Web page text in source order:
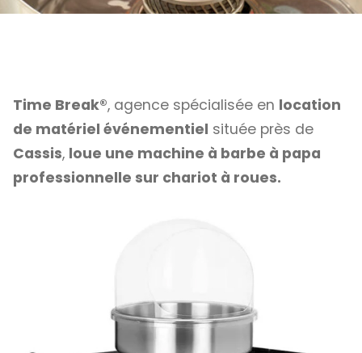
Time Break®, agence spécialisée en location
de matériel événementiel située près de
Cassis, loue une machine à barbe à papa
professionnelle sur chariot à roues.